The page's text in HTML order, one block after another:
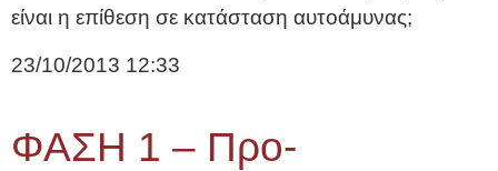
είναι η επίθεση σε κατάσταση αυτοάμυνας;
23/10/2013 12:33
ΦΑΣΗ 1 – Προ-